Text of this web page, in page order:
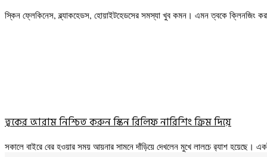
স্কিন ফ্লেকিনেস, ব্ল্যাকহেডস, হোয়াইটহেডসের সমস্যা খুব কমন। এমন ত্বকে ক্লিনজিং
ত্বকের আরাম নিশ্চিত করুন স্কিন রিলিফ নারিশিং ক্রিম দিয়ে
সকালে বাইরে বের হওয়ার সময় আয়নার সামনে দাঁড়িয়ে দেখলেন মুখে লালচে র‍্যাশ হয়েছে।